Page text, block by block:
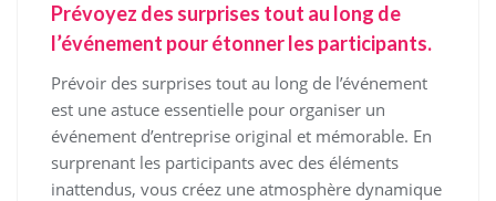
Prévoyez des surprises tout au long de
l’événement pour étonner les participants.
Prévoir des surprises tout au long de l’événement
est une astuce essentielle pour organiser un
événement d’entreprise original et mémorable. En
surprenant les participants avec des éléments
inattendus, vous créez une atmosphère dynamique